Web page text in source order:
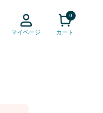
マイページ カート
0